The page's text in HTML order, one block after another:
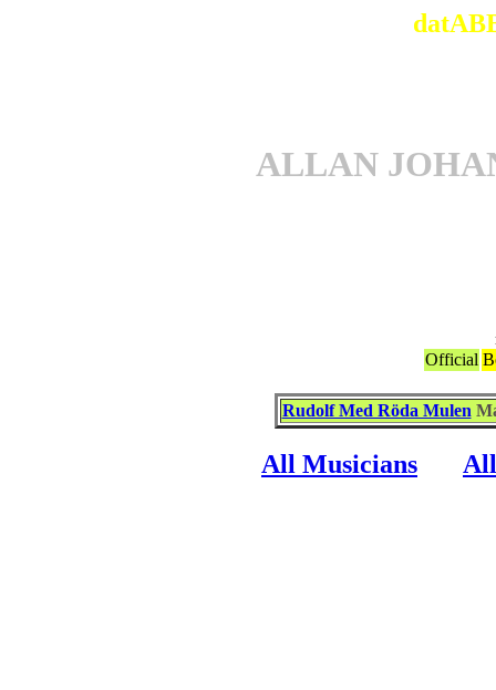
ALLAN
Official
Rudolf Med Röda Mulen
All Musicians